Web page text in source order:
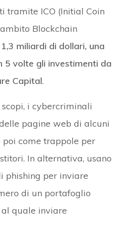
tramite ICO (Initial Coin
Blockchain
miliardi di dollari, una
5 volte gli investimenti da
Capital.
i cybercriminali
pagine web di alcuni
come trappole per
In alternativa, usano
phishing per inviare
di un portafoglio
quale inviare